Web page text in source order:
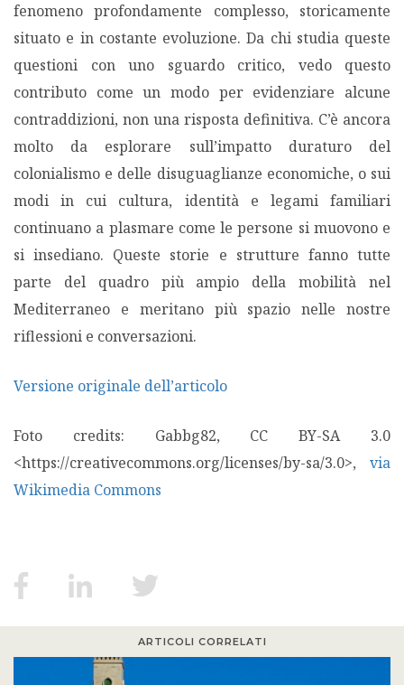
fenomeno profondamente complesso, storicamente
situato e in costante evoluzione. Da chi studia queste
questioni con uno sguardo critico, vedo questo
contributo come un modo per evidenziare alcune
contraddizioni, non una risposta definitiva. C’è ancora
molto da esplorare sull’impatto duraturo del
colonialismo e delle disuguaglianze economiche, o sui
modi in cui cultura, identità e legami familiari
continuano a plasmare come le persone si muovono e
si insediano. Queste storie e strutture fanno tutte
parte del quadro più ampio della mobilità nel
Mediterraneo e meritano più spazio nelle nostre
riflessioni e conversazioni.
Versione originale dell’articolo
Foto credits: Gabbg82, CC BY-SA 3.0
<https://creativecommons.org/licenses/by-sa/3.0>, via
Wikimedia Commons
ARTICOLI CORRELATI